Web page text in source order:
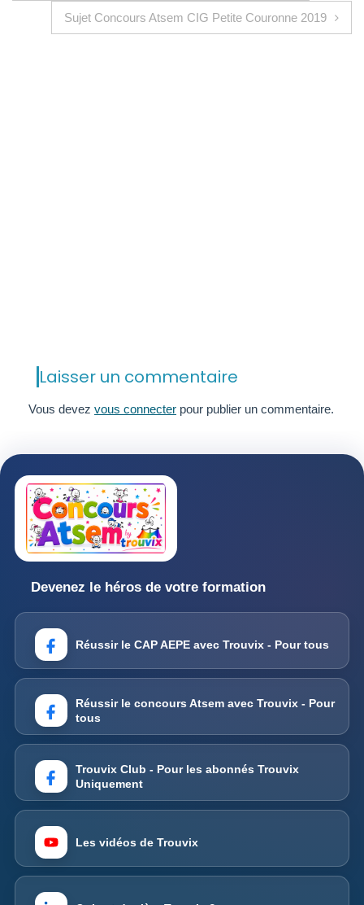
Sujet Concours Atsem CIG Petite Couronne 2019
Laisser un commentaire
Vous devez vous connecter pour publier un commentaire.
Devenez le héros de votre formation
Réussir le CAP AEPE avec Trouvix - Pour tous
Réussir le concours Atsem avec Trouvix - Pour
tous
Trouvix Club - Pour les abonnés Trouvix
Uniquement
Les vidéos de Trouvix